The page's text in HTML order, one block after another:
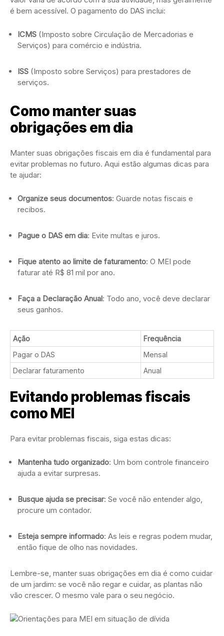
é bem acessível. O pagamento do DAS inclui:
ICMS (Imposto sobre Circulação de Mercadorias e
Serviços) para comércio e indústria.
ISS (Imposto sobre Serviços) para prestadores de
serviços.
Como manter suas
obrigações em dia
Manter suas obrigações fiscais em dia é fundamental para
evitar problemas no futuro. Aqui estão algumas dicas para
te ajudar:
Organize seus documentos: Guarde notas fiscais e
recibos.
Pague o DAS em dia: Evite multas e juros.
Fique atento ao limite de faturamento: O MEI pode
faturar até R$ 81 mil por ano.
Faça a Declaração Anual: Todo ano, você deve declarar
seus ganhos.
Ação
Frequência
Pagar o DAS
Mensal
Declarar faturamento
Anual
Evitando problemas fiscais
como MEI
Para evitar problemas fiscais, siga estas dicas:
Mantenha tudo organizado: Um bom controle financeiro
ajuda a evitar surpresas.
Busque ajuda se precisar: Se você não entender algo,
procure um contador.
Esteja sempre informado: As leis e regras podem mudar,
então fique de olho nas novidades.
Lembre-se, manter suas obrigações em dia é como cuidar
de um jardim: se você não regar e cuidar, as plantas não
vão crescer. O mesmo vale para o seu negócio.